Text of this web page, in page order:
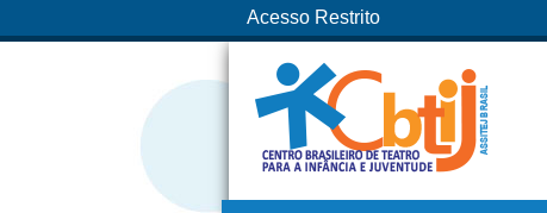
Acesso Restrito